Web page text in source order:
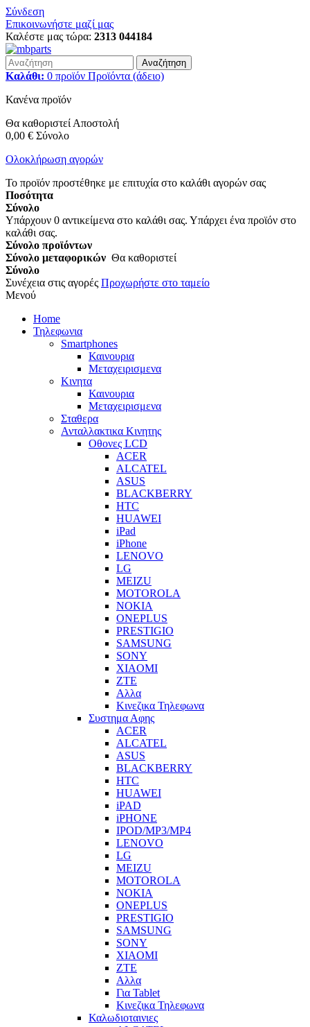
Σύνδεση
Επικοινωνήστε μαζί μας
Καλέστε μας τώρα: 2313 044184
Αναζήτηση
Καλάθι: 0 προϊόν Προϊόντα (άδειο)
Κανένα προϊόν
Θα καθοριστεί Αποστολή
0,00 € Σύνολο
Ολοκλήρωση αγορών
Το προϊόν προστέθηκε με επιτυχία στο καλάθι αγορών σας
Ποσότητα
Σύνολο
Υπάρχουν 0 αντικείμενα στο καλάθι σας. Υπάρχει ένα προϊόν στο
καλάθι σας.
Σύνολο προϊόντων
Σύνολο μεταφορικών Θα καθοριστεί
Σύνολο
Συνέχεια στις αγορές Προχωρήστε στο ταμείο
Μενού
Home
Τηλεφωνια
Smartphones
Καινουρια
Μεταχειρισμενα
Κινητα
Καινουρια
Μεταχειρισμενα
Σταθερα
Ανταλλακτικα Κινητης
Οθονες LCD
ACER
ALCATEL
ASUS
BLACKBERRY
HTC
HUAWEI
iPad
iPhone
LENOVO
LG
MEIZU
MOTOROLA
NOKIA
ONEPLUS
PRESTIGIO
SAMSUNG
SONY
XIAOMI
ZTE
Αλλα
Κινεζικα Τηλεφωνα
Συστημα Αφης
ACER
ALCATEL
ASUS
BLACKBERRY
HTC
HUAWEI
iPAD
iPHONE
IPOD/MP3/MP4
LENOVO
LG
MEIZU
MOTOROLA
NOKIA
ONEPLUS
PRESTIGIO
SAMSUNG
SONY
XIAOMI
ZTE
Αλλα
Για Tablet
Κινεζικα Τηλεφωνα
Καλωδιοταινιες